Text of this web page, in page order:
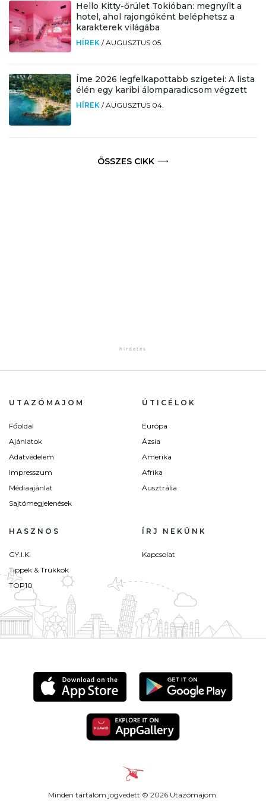
Hello Kitty-őrület Tokióban: megnyílt a
hotel, ahol rajongóként beléphetsz a
karakterek világába
HÍREK /AUGUSZTUS 05.
Íme 2026 legfelkapottabb szigetei: A lista
élén egy karibi álomparadicsom végzett
HÍREK /AUGUSZTUS 04.
ÖSSZES CIKK
UTAZÓMAJOM
Főoldal
Ajánlatok
Adatvédelem
Impresszum
Médiaajánlat
Sajtómegjelenések
ÚTICÉLOK
Európa
Ázsia
Amerika
Afrika
Ausztrália
HASZNOS
GY.I.K.
Tippek & Trükkök
TOP10
ÍRJ NEKÜNK
Kapcsolat
Minden tartalom jogvédett © 2026 Utazómajom.